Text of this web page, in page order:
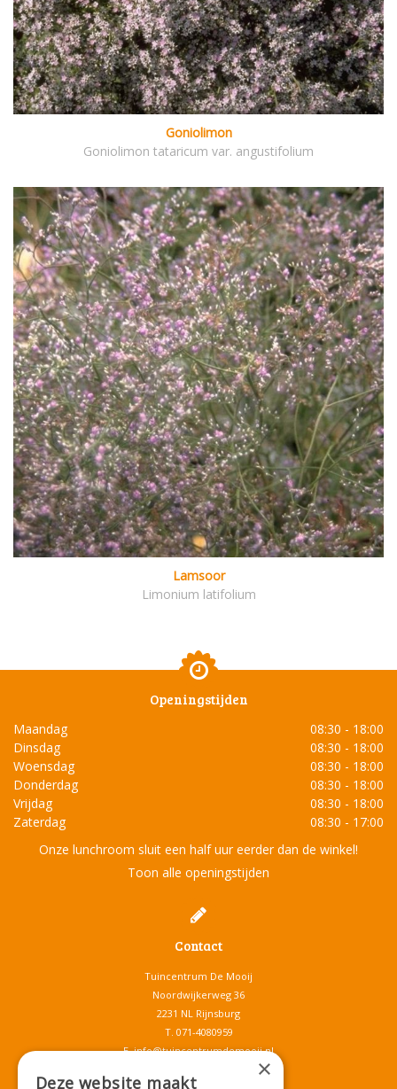
Goniolimon
Goniolimon tataricum var. angustifolium
Lamsoor
Limonium latifolium
Openingstijden
Maandag
08:30 - 18:00
Dinsdag
08:30 - 18:00
Woensdag
08:30 - 18:00
Donderdag
08:30 - 18:00
Vrijdag
08:30 - 18:00
Zaterdag
08:30 - 17:00
Onze lunchroom sluit een half uur eerder dan de winkel!
Toon alle openingstijden
Contact
Tuincentrum De Mooij
Noordwijkerweg 36
2231 NL Rijnsburg
T. 071-4080959
E.info@tuincentrumdemooij.nl
×
Deze website maakt